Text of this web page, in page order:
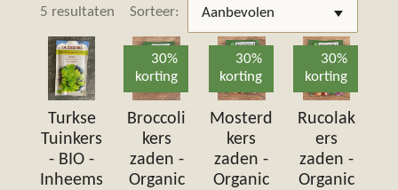
5 resultaten Sorteer:
Turkse
Tuinkers
- BIO -
Inheems
30%
korting
Broccoli
kers
zaden -
Organic
30%
korting
Mosterd
kers
zaden -
Organic
30%
korting
Rucolak
ers
zaden -
Organic